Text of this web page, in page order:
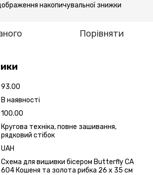
накопичувальної знижки
Порівняти
93.00
В наявності
100.00
Кругова техніка, повне зашивання,
рядковий стібок
UAH
Схема для вишивки бісером Butterfly СА
604 Кошеня та золота рибка 26 х 35 см